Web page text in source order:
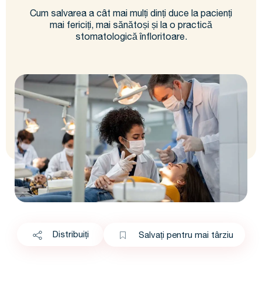
Cum salvarea a cât mai mulți dinți duce la pacienți
mai fericiți, mai sănătoși și la o practică
stomatologică înfloritoare.
Distribuiți Salvați pentru mai târziu